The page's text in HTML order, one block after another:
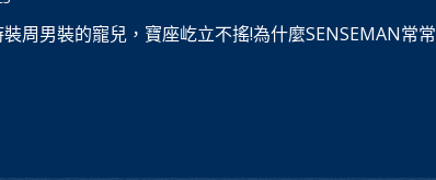
周男裝的寵兒，寶座屹立不搖!為什麼SENSEMAN常常